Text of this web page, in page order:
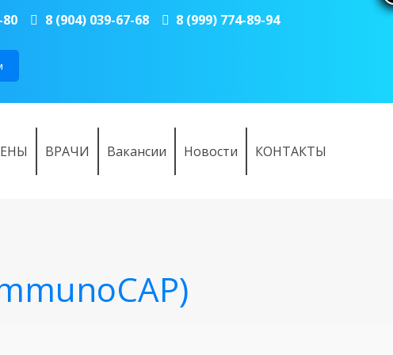
80 8 (904) 039-67-68 8 (999) 774-89-94
ВРАЧИ Вакансии Новости КОНТАКТЫ